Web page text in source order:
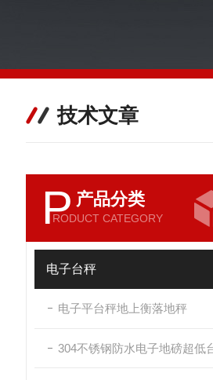
技术文章
P 产品分类
RODUCT CATEGORY
电子台秤
电子平台秤地上衡落地秤